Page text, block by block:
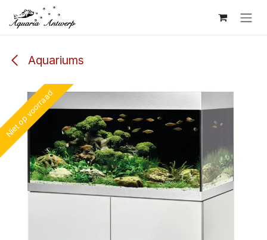
Overslaan naar inhoud
Aquariums
Niet op voorraad